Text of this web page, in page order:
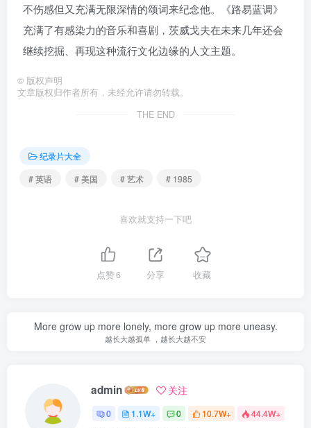
不伤感但又充满无限深情的颂词来纪念他。《路易蓝调》
充满了有感染力的音乐和喜剧，茨威戈夫在未来几年还会
继续挖掘、再现这种流行文化边缘的人文主题。
© 版权声明
文章版权归作者所有，未经允许请勿转载。
THE END
纪录片大全
# 英语
# 美国 # 艺术 # 1985
喜欢就支持一下吧
点赞6 分享 收藏
More grow up more lonely, more grow up more uneasy.
越长大越孤单 ，越长大越不安
admin 关注
0 1.1W+ 0 10.7W+ 44.4W+